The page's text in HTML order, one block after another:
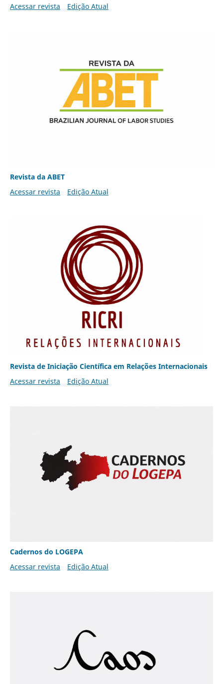
Acessar revista Edição Atual
Revista da ABET
Acessar revista
Edição Atual
Revista de Iniciação Científica em Relações Internacionais
Acessar revista
Edição Atual
Cadernos do LOGEPA
Acessar revista
Edição Atual